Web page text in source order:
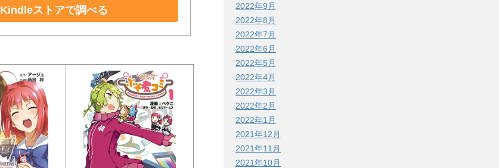
Kindleストアで調べる
2022年9月
2022年8月
2022年7月
2022年6月
2022年5月
2022年4月
2022年3月
2022年2月
2022年1月
2021年12月
2021年11月
2021年10月